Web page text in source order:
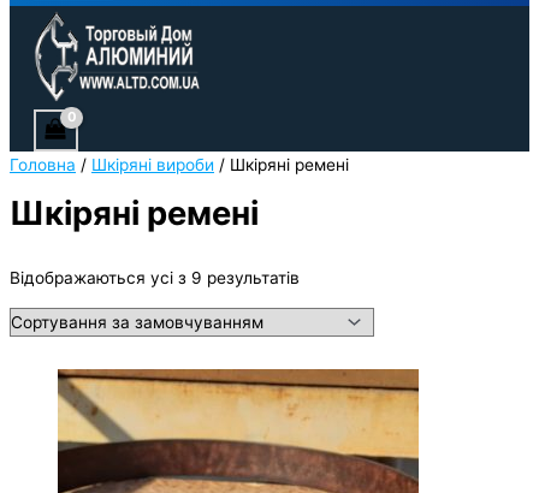
Головна / Шкіряні вироби / Шкіряні ремені
Шкіряні ремені
Відображаються усі з 9 результатів